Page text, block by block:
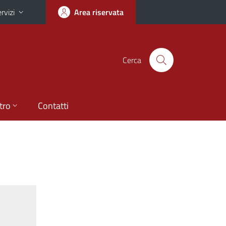
Area riservata
Cerca
Contatti